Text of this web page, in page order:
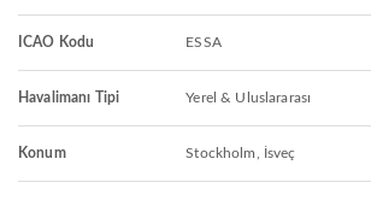
ICAO Kodu ESSA
Havalimanı Tipi Yerel & Uluslararası
Konum Stockholm, İsveç